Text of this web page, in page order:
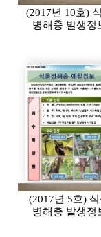
(2017년 10호)
병해충 발생정
(2017년 5호) 식
병해충 발생정